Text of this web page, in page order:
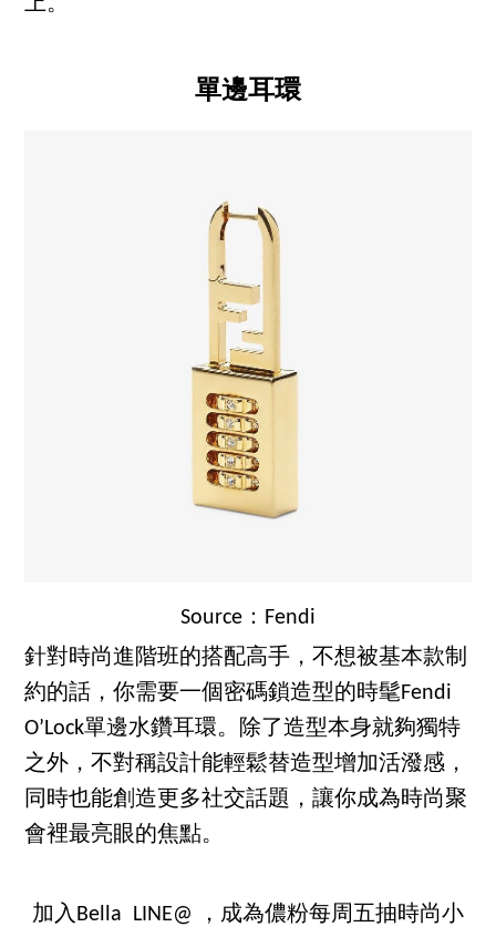
單邊耳環
Source：Fendi
針對時尚進階班的搭配高手，不想被基本款制
約的話，你需要一個密碼鎖造型的時髦Fendi
O’Lock單邊水鑽耳環。除了造型本身就夠獨特
之外，不對稱設計能輕鬆替造型增加活潑感，
同時也能創造更多社交話題，讓你成為時尚聚
會裡最亮眼的焦點。
加入Bella LINE@ ，成為儂粉每周五抽時尚小